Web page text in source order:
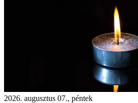
2026. augusztus 07., péntek